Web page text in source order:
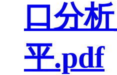
口分
平.pdf